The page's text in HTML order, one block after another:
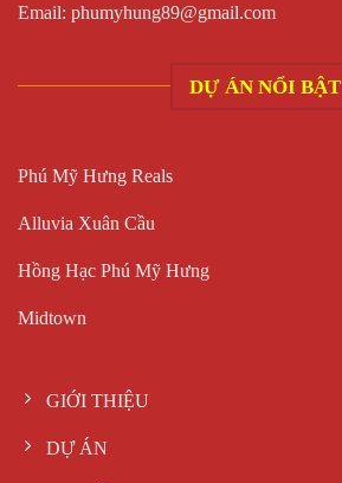
Email: phumyhung89@gmail.com
DỰ ÁN NỔI BẬT
Phú Mỹ Hưng Reals
Alluvia Xuân Cầu
Hồng Hạc Phú Mỹ Hưng
Midtown
GIỚI THIỆU
DỰ ÁN